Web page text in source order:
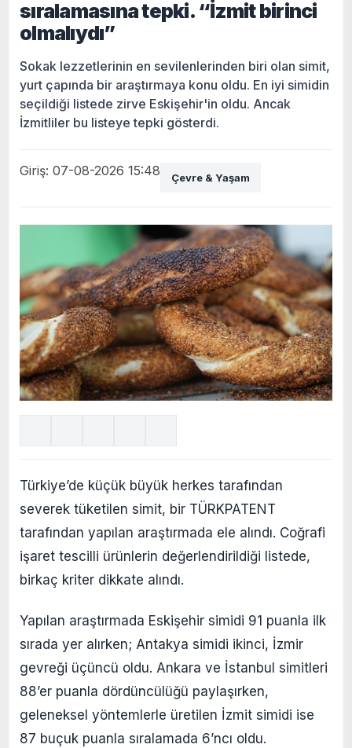
sıralamasına tepki. “İzmit birinci
olmalıydı”
Sokak lezzetlerinin en sevilenlerinden biri olan simit,
yurt çapında bir araştırmaya konu oldu. En iyi simidin
seçildiği listede zirve Eskişehir'in oldu. Ancak
İzmitliler bu listeye tepki gösterdi.
Giriş: 07-08-2026 15:48 Çevre & Yaşam
Türkiye’de küçük büyük herkes tarafından
severek tüketilen simit, bir TÜRKPATENT
tarafından yapılan araştırmada ele alındı. Coğrafi
işaret tescilli ürünlerin değerlendirildiği listede,
birkaç kriter dikkate alındı.
Yapılan araştırmada Eskişehir simidi 91 puanla ilk
sırada yer alırken; Antakya simidi ikinci, İzmir
gevreği üçüncü oldu. Ankara ve İstanbul simitleri
88’er puanla dördüncülüğü paylaşırken,
geleneksel yöntemlerle üretilen İzmit simidi ise
87 buçuk puanla sıralamada 6’ncı oldu.